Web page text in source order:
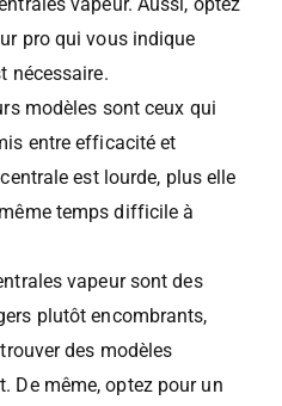
pro qui vous indique
nécessaire.
modèles sont ceux qui
entre efficacité et
est lourde, plus elle
temps difficile à
vapeur sont des
plutôt encombrants,
des modèles
De même, optez pour un